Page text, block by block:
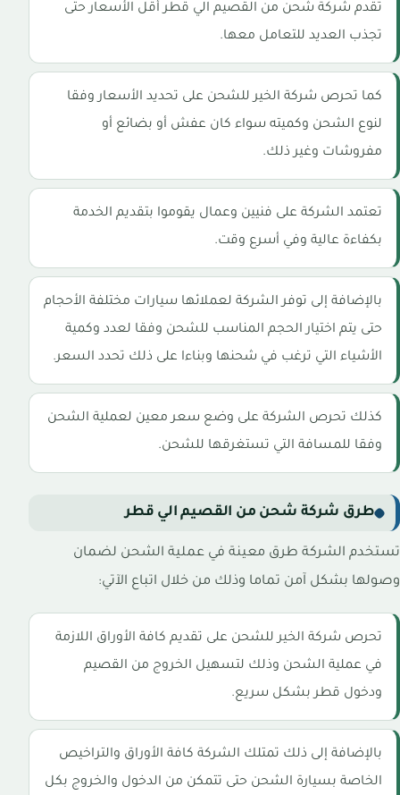
تقدم شركة شحن من القصيم الي قطر أقل الأسعار حتى
تجذب العديد للتعامل معها.
كما تحرص شركة الخير للشحن على تحديد الأسعار وفقا
لنوع الشحن وكميته سواء كان عفش أو بضائع أو
مفروشات وغير ذلك.
تعتمد الشركة على فنيين وعمال يقوموا بتقديم الخدمة
بكفاءة عالية وفي أسرع وقت.
بالإضافة إلى توفر الشركة لعملائها سيارات مختلفة الأحجام
حتى يتم اختيار الحجم المناسب للشحن وفقا لعدد وكمية
الأشياء التي ترغب في شحنها وبناءا على ذلك تحدد السعر.
كذلك تحرص الشركة على وضع سعر معين لعملية الشحن
وفقا للمسافة التي تستغرقها للشحن.
طرق شركة شحن من القصيم الي قطر
تستخدم الشركة طرق معينة في عملية الشحن لضمان
وصولها بشكل آمن تماما وذلك من خلال اتباع الآتي:
تحرص شركة الخير للشحن على تقديم كافة الأوراق اللازمة
في عملية الشحن وذلك لتسهيل الخروج من القصيم
ودخول قطر بشكل سريع.
بالإضافة إلى ذلك تمتلك الشركة كافة الأوراق والتراخيص
الخاصة بسيارة الشحن حتى تتمكن من الدخول والخروج بكل